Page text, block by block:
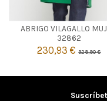
ABRIGO VILAGALLO
32862
230,93 €329,90 €
VERDE
38 42 44
 Añadir al carrito